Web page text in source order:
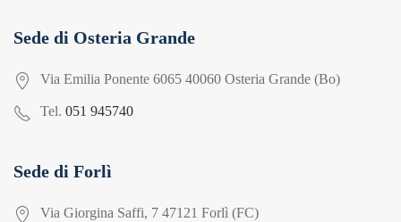
Sede di Osteria Grande
Via Emilia Ponente 6065 40060 Osteria Grande (Bo)
Tel. 051 945740
Sede di Forlì
Via Giorgina Saffi, 7 47121 Forlì (FC)